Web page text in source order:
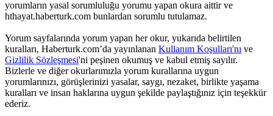
yorumların yasal sorumluluğu yorumu yapan okura aittir ve
hthayat.haberturk.com bunlardan sorumlu tutulamaz.
Yorum sayfalarında yorum yapan her okur, yukarıda belirtilen
kuralları, Haberturk.com’da yayınlanan Kullanım Koşulları'nı ve
Gizlilik Sözleşmesi'ni peşinen okumuş ve kabul etmiş sayılır.
Bizlerle ve diğer okurlarımızla yorum kurallarına uygun
yorumlarınızı, görüşlerinizi yasalar, saygı, nezaket, birlikte yaşama
kuralları ve insan haklarına uygun şekilde paylaştığınız için teşekkür
ederiz.